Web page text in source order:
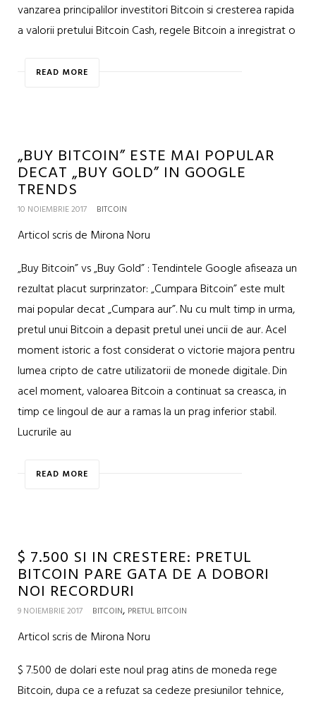
vanzarea principalilor investitori Bitcoin si cresterea rapida
a valorii pretului Bitcoin Cash, regele Bitcoin a inregistrat o
READ MORE
„BUY BITCOIN” ESTE MAI POPULAR
DECAT „BUY GOLD” IN GOOGLE
TRENDS
10 NOIEMBRIE 2017 BITCOIN
Articol scris de Mirona Noru
„Buy Bitcoin” vs „Buy Gold” : Tendintele Google afiseaza un
rezultat placut surprinzator: „Cumpara Bitcoin” este mult
mai popular decat „Cumpara aur”. Nu cu mult timp in urma,
pretul unui Bitcoin a depasit pretul unei uncii de aur. Acel
moment istoric a fost considerat o victorie majora pentru
lumea cripto de catre utilizatorii de monede digitale. Din
acel moment, valoarea Bitcoin a continuat sa creasca, in
timp ce lingoul de aur a ramas la un prag inferior stabil.
Lucrurile au
READ MORE
$ 7.500 SI IN CRESTERE: PRETUL
BITCOIN PARE GATA DE A DOBORI
NOI RECORDURI
9 NOIEMBRIE 2017 BITCOIN, PRETUL BITCOIN
Articol scris de Mirona Noru
$ 7.500 de dolari este noul prag atins de moneda rege
Bitcoin, dupa ce a refuzat sa cedeze presiunilor tehnice,